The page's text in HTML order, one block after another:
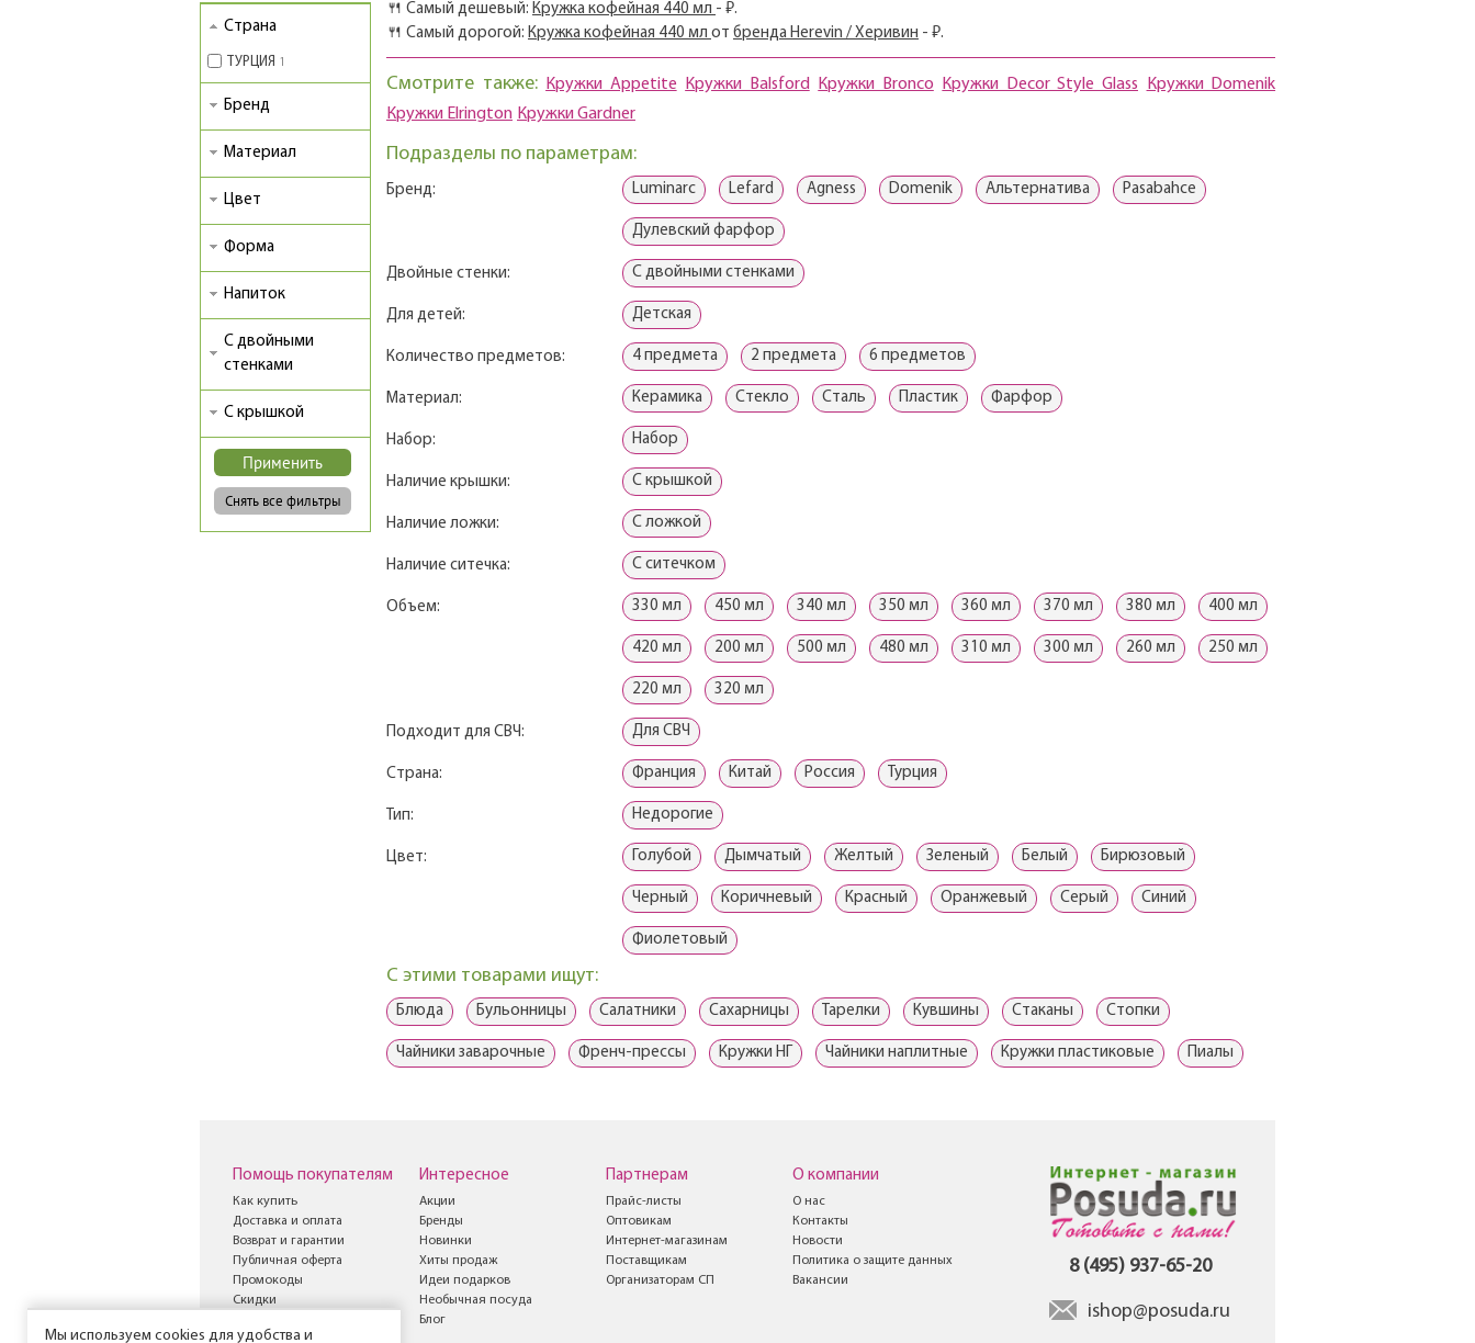
Страна
ТУРЦИЯ 1
Бренд
Материал
Цвет
Форма
Напиток
С двойными
стенками
С крышкой
🍴 Самый дешевый: Кружка кофейная 440 мл - ₽.
🍴 Самый дорогой: Кружка кофейная 440 мл от бренда Herevin / Херивин - ₽.
Смотрите также: Кружки Appetite Кружки Balsford Кружки Bronco Кружки Decor Style Glass
Кружки Domenik
Кружки Elrington Кружки Gardner
Подразделы по параметрам:
Бренд: Luminarc Lefard Agness Domenik Альтернатива Pasabahce
Дулевский фарфор
Двойные стенки: С двойными стенками
Для детей: Детская
Количество предметов: 4 предмета 2 предмета 6 предметов
Материал: Керамика Стекло Сталь Пластик Фарфор
Набор: Набор
Наличие крышки: С крышкой
Наличие ложки: С ложкой
Наличие ситечка: С ситечком
Объем: 330 мл 450 мл 340 мл 350 мл 360 мл 370 мл 380 мл 400 мл
420 мл 200 мл 500 мл 480 мл 310 мл 300 мл 260 мл 250 мл
220 мл 320 мл
Подходит для СВЧ: Для СВЧ
Страна: Франция Китай Россия Турция
Тип: Недорогие
Цвет: Голубой Дымчатый Желтый Зеленый Белый Бирюзовый
Черный Коричневый Красный Оранжевый Серый Синий
Фиолетовый
С этими товарами ищут:
Блюда Бульонницы Салатники Сахарницы Тарелки Кувшины Стаканы Стопки
Чайники заварочные Френч-прессы Кружки НГ Чайники наплитные Кружки пластиковые Пиалы
8 (495) 937-65-20
ishop@posuda.ru
Помощь покупателям
Как купить
Доставка и оплата
Возврат и гарантии
Публичная оферта
Промокоды
Скидки
предложений
Интересное
Акции
Бренды
Новинки
Хиты продаж
Идеи подарков
Необычная посуда
Блог
Партнерам
Прайс-листы
Оптовикам
Интернет-магазинам
Поставщикам
Организаторам СП
О компании
О нас
Контакты
Новости
Политика о защите данных
Вакансии
Мы используем cookies для удобства и